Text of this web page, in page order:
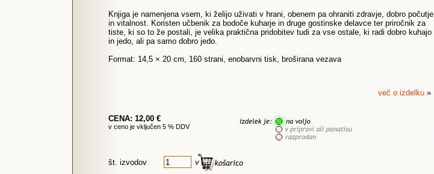
Knjiga je namenjena vsem, ki želijo uživati v hrani, obenem pa ohraniti zdravje, dobro počutje
in vitalnost. Koristen učbenik za bodoče kuharje in druge gostinske delavce ter priročnik za
tiste, ki so to že postali, je velika praktična pridobitev tudi za vse ostale, ki radi dobro kuhajo
in jedo, ali pa samo dobro jedo.
Format: 14,5 × 20 cm, 160 strani, enobarvni tisk, broširana vezava
več o izdelku »
CENA: 12,00 €
v ceno je vključen 5 % DDV
št. izvodov